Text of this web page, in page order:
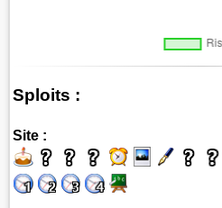
Sploits :
Site :